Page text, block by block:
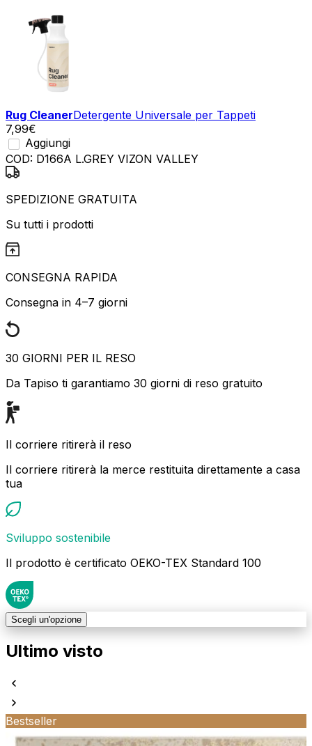
Rug CleanerDetergente Universale per Tappeti
7,99€
Aggiungi
COD: D166A L.GREY VIZON VALLEY
SPEDIZIONE GRATUITA
Su tutti i prodotti
CONSEGNA RAPIDA
Consegna in 4–7 giorni
30 GIORNI PER IL RESO
Da Tapiso ti garantiamo 30 giorni di reso gratuito
Il corriere ritirerà il reso
Il corriere ritirerà la merce restituita direttamente a casa
tua
Sviluppo sostenibile
Il prodotto è certificato OEKO-TEX Standard 100
Scegli un'opzione
Ultimo visto
Bestseller